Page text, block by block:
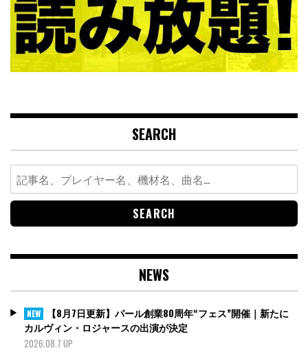
SEARCH
Search
for:
NEWS
NEW
【8月7日更新】パール創業80周年“フェス”開催｜新たに
カルヴィン・ロジャースの出演が決定
2026.08.7 UP